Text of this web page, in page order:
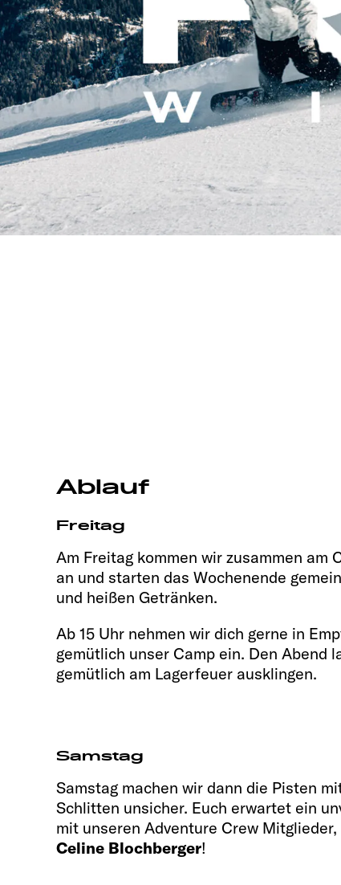
Ablauf
Freitag
Am Freitag kommen wir zusammen am
an und starten das Wochenende
und heißen Getränken.
Ab 15 Uhr nehmen wir dich gerne in
gemütlich unser Camp ein. Den Abend
gemütlich am Lagerfeuer ausklingen.
Samstag
Samstag machen wir dann die Pisten
Schlitten unsicher. Euch erwartet ein
mit unseren Adventure Crew Mitglieder,
Celine Blochberger!